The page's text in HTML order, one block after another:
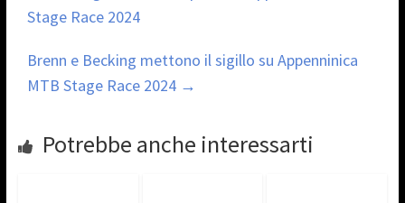
Stage Race 2024
Brenn e Becking mettono il sigillo su Appenninica
MTB Stage Race 2024 →
Potrebbe anche interessarti